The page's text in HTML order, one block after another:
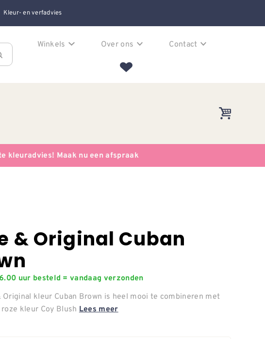
Kleur- en verfadvies
Winkels Over ons Contact
kleuradvies! Maak nu een afspraak
& Original Cuban
uur besteld = vandaag verzonden
Original kleur Cuban Brown is heel mooi te combineren met
kleur Coy Blush Lees meer